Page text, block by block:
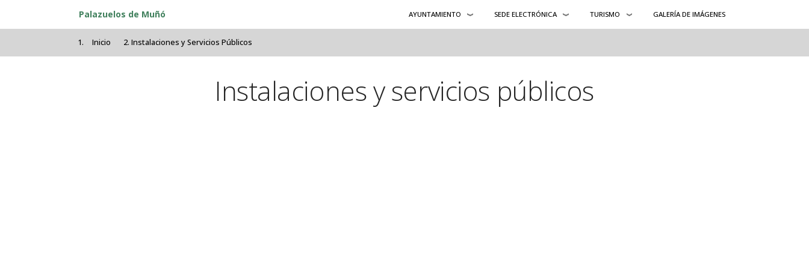
Pasar al contenido principal
Palazuelos de Muñó AYUNTAMIENTO SEDE ELECTRÓNICA TURISMO GALERÍA DE IMÁGENES
Inicio Instalaciones y Servicios Públicos
Instalaciones y servicios públicos